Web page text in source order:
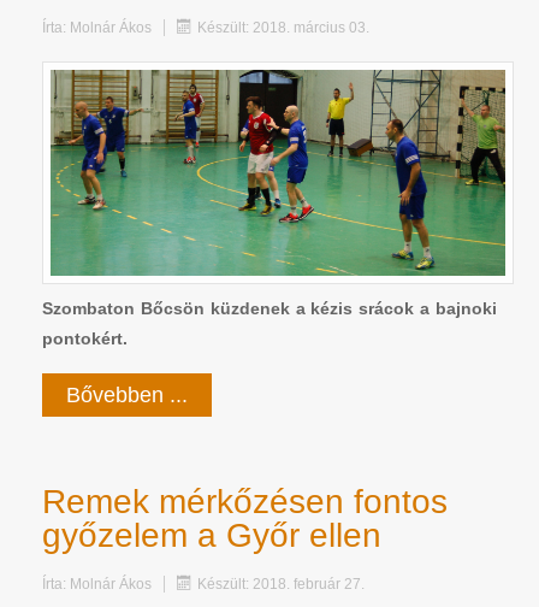
Írta: Molnár Ákos Készült: 2018. március 03.
Szombaton Bőcsön küzdenek a kézis srácok a bajnoki
pontokért.
Bővebben ...
Remek mérkőzésen fontos
győzelem a Győr ellen
Írta: Molnár Ákos Készült: 2018. február 27.